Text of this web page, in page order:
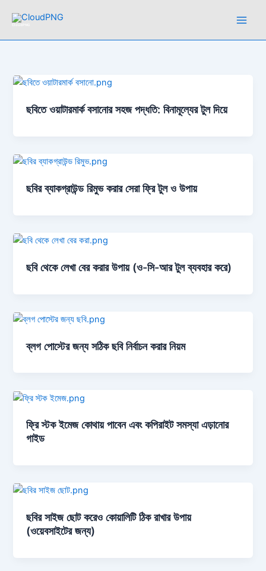
ছবিতে ওয়াটারমার্ক বসানোর সহজ পদ্ধতি: বিনামূল্যের টুল দিয়ে
ছবির ব্যাকগ্রাউন্ড রিমুভ করার সেরা ফ্রি টুল ও উপায়
ছবি থেকে লেখা বের করার উপায় (ও-সি-আর টুল ব্যবহার করে)
ব্লগ পোস্টের জন্য সঠিক ছবি নির্বাচন করার নিয়ম
ফ্রি স্টক ইমেজ কোথায় পাবেন এবং কপিরাইট সমস্যা এড়ানোর
গাইড
ছবির সাইজ ছোট করেও কোয়ালিটি ঠিক রাখার উপায়
(ওয়েবসাইটের জন্য)